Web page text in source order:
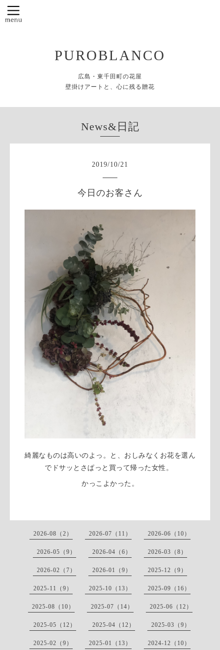
PUROBLANCO
広島・東千田町の花屋
壁掛けアートと、心に残る贈花
News&日記
2019/10/21
今日のお客さん
綺麗なものは高いのよっ。と、おしみなくお花を選ん
でドサッとさぱっと買って帰った女性。
かっこよかった。
2026-08（2） 2026-07（11） 2026-06（10）
2026-05（9） 2026-04（6） 2026-03（8）
2026-02（7） 2026-01（9） 2025-12（9）
2025-11（9） 2025-10（13） 2025-09（16）
2025-08（10） 2025-07（14） 2025-06（12）
2025-05（12） 2025-04（12） 2025-03（9）
2025-02（9） 2025-01（13） 2024-12（10）